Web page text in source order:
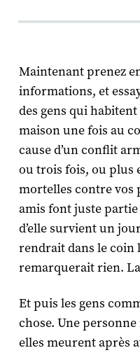
Maintenant prenez
informations, et
des gens qui
maison une fois au
cause d’un conflit
ou trois fois, ou plus
mortelles contre vos
amis font juste
d’elle survient un
rendrait dans le coin
remarquerait rien.
Et puis les gens
chose. Une
elles meurent après